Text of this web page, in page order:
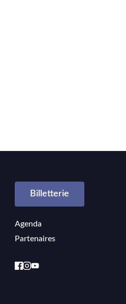
Billetterie
Agenda
Partenaires